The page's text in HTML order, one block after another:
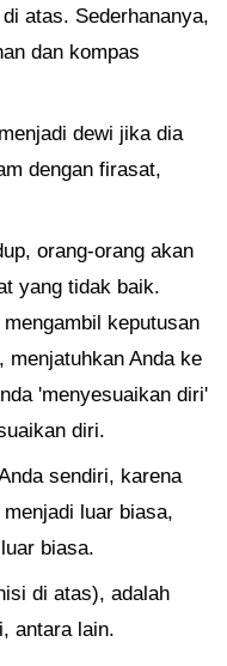
atas. Sederhananya,
dan kompas
dewi jika dia
dengan firasat,
orang-orang akan
yang tidak baik.
keputusan
menjatuhkan Anda ke
'menyesuaikan diri'
diri.
sendiri, karena
luar biasa,
biasa.
di atas), adalah
antara lain.